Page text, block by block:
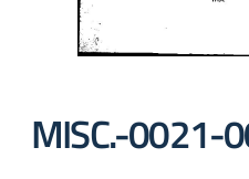
MISC.-0021-